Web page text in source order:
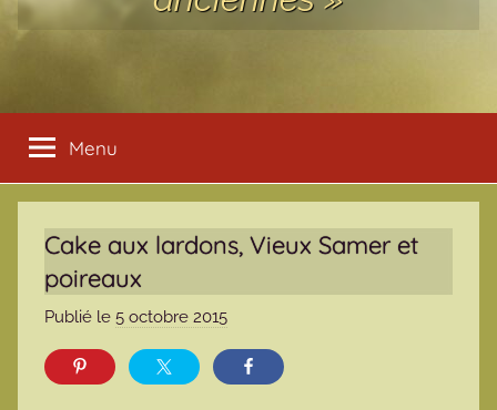
Menu
Cake aux lardons, Vieux Samer et
poireaux
Publié le 5 octobre 2015
a